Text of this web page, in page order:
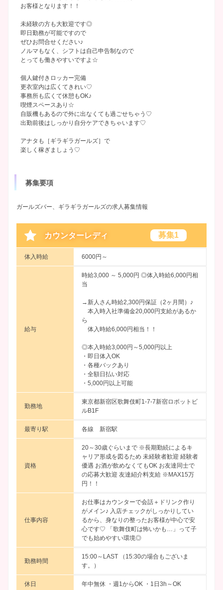
お客様となります！！
未経験の方も大歓迎です◎
即日勤務が可能ですので
ぜひお問合せください♪
ノルマもなく、シフトは自己申告制なので
とっても働きやすいですよ☆
個人鍵付きロッカー完備
更衣室内は広くてきれい♡
事務所も広くて休憩もOK♪
喫煙スペースあり☆
自販機もあるので外に出なくても過ごせちゃう♡
出勤前後はしっかり自分ケアできちゃいます♡
アナタも［ギラギラガールズ］で
楽しく稼ぎましょう♡
募集要項
ガールズバー、ギラギラガールズの求人募集情報
カウンターレディ 募集1
体入時給 6000円～
給与
時給3,000 ～ 5,000円 ◎体入時給6,000円相
当
→新人さん時給2,300円保証（2ヶ月間）♪
本入時入社準備金20,000円支給があるか
ら
体入時給6,000円相当！！
◎本入時給3,000円～5,000円以上
・即日体入OK
・各種バックあり
・全額日払い対応
・5,000円以上可能
勤務地
東京都新宿区歌舞伎町1-7-7新宿ロボットビ
ルB1F
最寄り駅 各線 新宿駅
資格
20～30歳ぐらいまで ※長期勤続によるキ
ャリア形成を図るため 未経験者歓迎 経験者
優遇 お酒が飲めなくてもOK お友達同士で
の応募大歓迎 友達紹介料支給 ※MAX15万
円！！
仕事内容
お仕事はカウンターで会話＋ドリンク作り
がメイン♪ 入店チェックがしっかりしてい
るから、身なりの整ったお客様が中心で安
心です♡ 「歌舞伎町は怖いかも…」って子
でも始めやすい環境◎
勤務時間
15:00～LAST （15:30の場合もございま
す。）
休日 年中無休 ・週1からOK ・1日3h～OK